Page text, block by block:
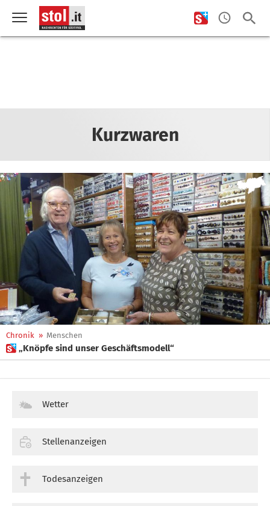
Kurzwaren
Chronik » Menschen
 „Knöpfe sind unser Geschäftsmodell“
Wetter
Stellenanzeigen
Todesanzeigen